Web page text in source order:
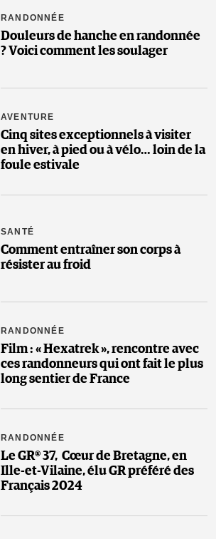
RANDONNÉE
Douleurs de hanche en randonnée
? Voici comment les soulager
AVENTURE
Cinq sites exceptionnels à visiter
en hiver, à pied ou à vélo… loin de la
foule estivale
SANTÉ
Comment entraîner son corps à
résister au froid
RANDONNÉE
Film : « Hexatrek », rencontre avec
ces randonneurs qui ont fait le plus
long sentier de France
RANDONNÉE
Le GR® 37, Cœur de Bretagne, en
Ille-et-Vilaine, élu GR préféré des
Français 2024